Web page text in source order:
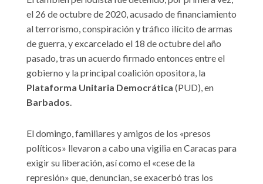
el 26 de octubre de 2020, acusado de financiamiento
al terrorismo, conspiración y tráfico ilícito de armas
de guerra, y excarcelado el 18 de octubre del año
pasado, tras un acuerdo firmado entonces entre el
gobierno y la principal coalición opositora, la
Plataforma Unitaria Democrática (PUD), en
Barbados.
El domingo, familiares y amigos de los «presos
políticos» llevaron a cabo una vigilia en Caracas para
exigir su liberación, así como el «cese de la
represión» que, denuncian, se exacerbó tras los